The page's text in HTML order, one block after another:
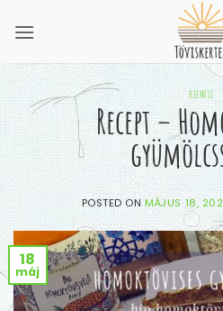
KIEMELT
Recept –
POSTED ONMÁJUS 18,
18
máj